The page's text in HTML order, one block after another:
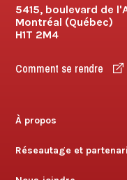
5415, boulevard de
Montréal (Québec)
H1T 2M4
Comment se rendre
À propos
Réseautage et